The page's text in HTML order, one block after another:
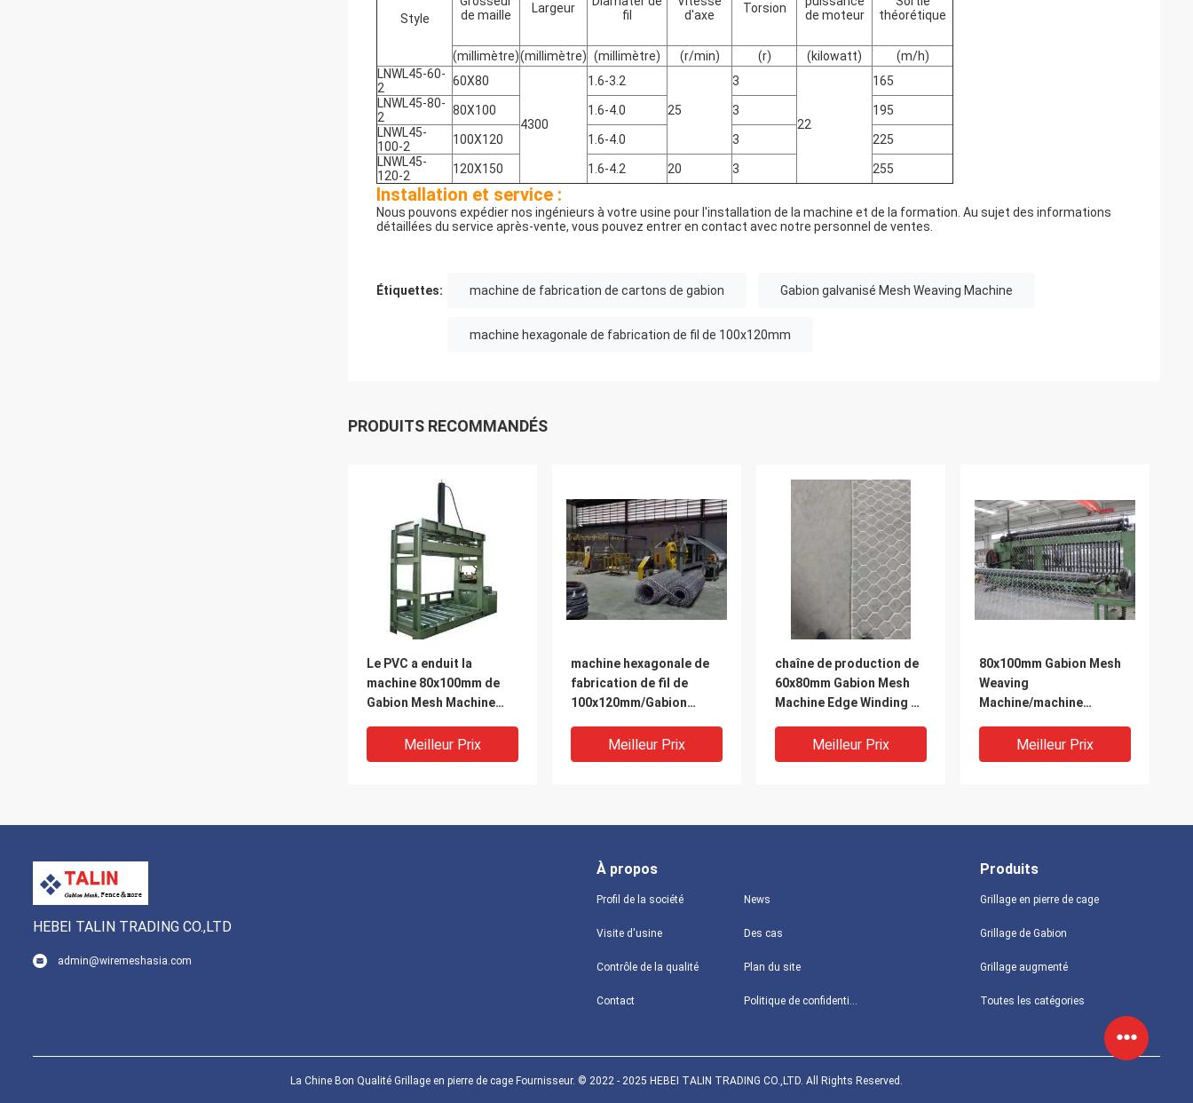
Style
de maille
Largeur
fil
d'axe
Torsion
de moteur
théorétique
(millimètre)(millimètre) (millimètre) (r/min) (r) (kilowatt)
(m/h)
LNWL45-60-
2
60X80
4300
1.6-3.2
25
3
22
165
LNWL45-80-
2
80X100 1.6-4.0 3
195
LNWL45-
100-2
100X120 1.6-4.0 3
225
LNWL45-
120-2
120X150 1.6-4.2 20 3 255
Installation et service :
Nous pouvons expédier nos ingénieurs à votre usine pour l'installation de la machine et de la formation. Au sujet des informations
détaillées du service après-vente, vous pouvez entrer en contact avec notre personnel de ventes.
Étiquettes: machine de fabrication de cartons de gabion Gabion galvanisé Mesh Weaving Machine
machine hexagonale de fabrication de fil de 100x120mm
PRODUITS RECOMMANDÉS
Le PVC a enduit la
machine 80x100mm de
Gabion Mesh Machine
Meilleur Prix
machine hexagonale de
fabrication de fil de
100x120mm/Gabion
machineMeilleur Prix
chaîne de production de
60x80mm Gabion Mesh
Machine Edge Winding Up
Meilleur Prix
80x100mm Gabion Mesh
Weaving
Machine/machine
de cartons de Gabion
Meilleur Prix
Meilleur Prix
Galfan a galvanisé
Meilleur Prix
Emballage de 1.6mm
Meilleur Prix
Machine hexagonale de
contrôle de PLC inverse
droit de 1" de 2" de 3/4"
HEBEI TALIN TRADING CO.,LTD
admin@wiremeshasia.com
À propos
Profil de la société
Visite d'usine
Contrôle de la qualité
Contact
News
Des cas
Plan du site
Politique de confidentialité
Produits
Grillage en pierre de cage
Grillage de Gabion
Grillage augmenté
Toutes les catégories
La Chine Bon Qualité Grillage en pierre de cage Fournisseur. © 2022 - 2025 HEBEI TALIN TRADING CO.,LTD. All Rights Reserved.